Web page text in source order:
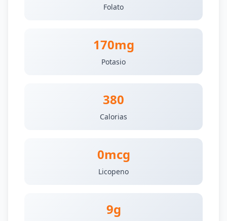
Folato
170mg
Potasio
380
Calorias
0mcg
Licopeno
9g